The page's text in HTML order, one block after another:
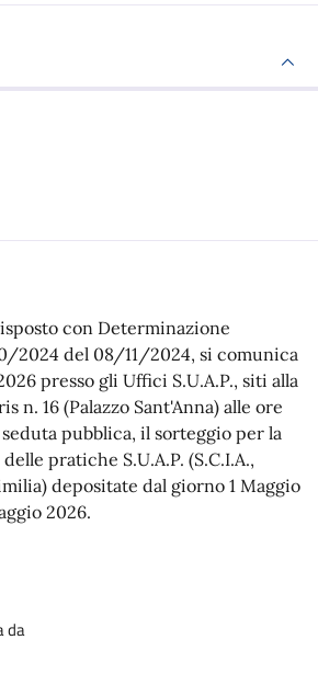
con Determinazione
2024 del 08/11/2024, si comunica
presso gli Uffici S.U.A.P., siti alla
n. 16 (Palazzo Sant'Anna) alle ore
pubblica, il sorteggio per la
pratiche S.U.A.P. (S.C.I.A.,
depositate dal giorno 1 Maggio
2026.
da